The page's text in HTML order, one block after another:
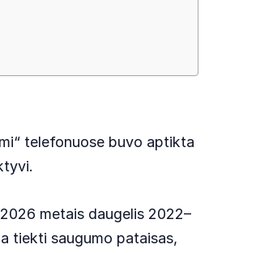
telefonuose buvo aptikta
metais daugelis 2022–
tiekti saugumo pataisas,